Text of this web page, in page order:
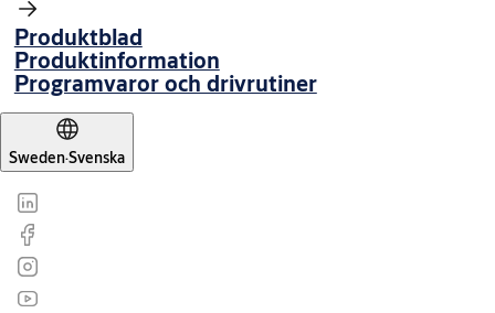
Produktblad
Produktinformation
Programvaror och drivrutiner
Sweden·Svenska